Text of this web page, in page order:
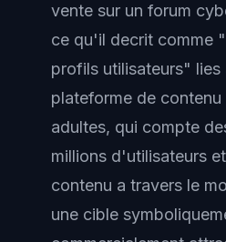
vente sur un forum
ce qu'il decrit comme
profils utilisateurs" lies
plateforme de contenu
adultes, qui compte
millions d'utilisateurs
contenu a travers le
une cible